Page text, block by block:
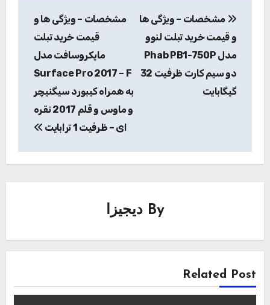
نوشته
مشخصات – ویژگی ها
و قیمت خرید تبلت لنوو
مدل Phab PB1-750P
دو سیم کارت ظرفیت 32
گیگابایت
مشخصات – ویژگی ها و
قیمت خرید تبلت
مایکروسافت مدل
Surface Pro 2017 – F
به همراه کیبورد سیگنیچر
و ماوس و قلم 2017 نقره
ای – ظرفیت 1 ترابایت
By دیجیزا
Related Post